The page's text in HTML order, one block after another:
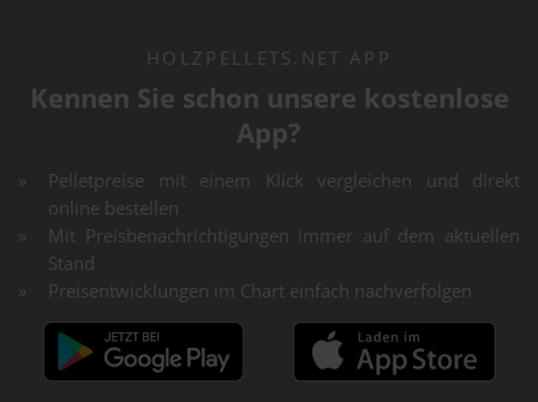
HOLZPELLETS.NET APP
Kennen Sie schon unsere kostenlose
App?
Pelletpreise mit einem Klick vergleichen und direkt
online bestellen
Mit Preisbenachrichtigungen immer auf dem aktuellen
Stand
Preisentwicklungen im Chart einfach nachverfolgen